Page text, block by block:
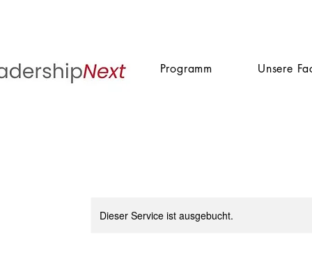
Programm Unsere
Dieser Service ist ausgebucht.